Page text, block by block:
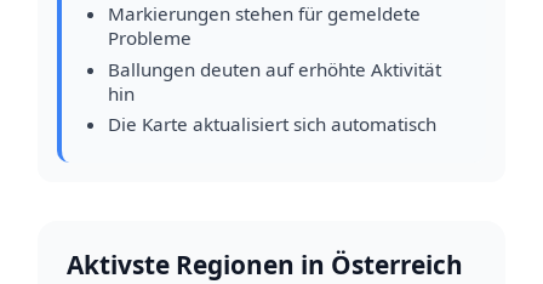
Markierungen stehen für gemeldete
Probleme
Ballungen deuten auf erhöhte Aktivität
hin
Die Karte aktualisiert sich automatisch
Aktivste Regionen in Österreich